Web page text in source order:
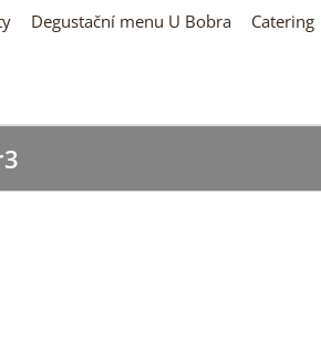
Degustační menu U Bobra Catering